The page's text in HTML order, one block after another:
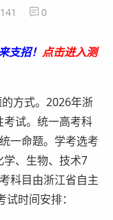
141 0
支招！ 点击进入测
方式。2026年浙
试。统一高考科
一命题。学考选考
学、生物、技术7
科目由浙江省自主
时间安排：